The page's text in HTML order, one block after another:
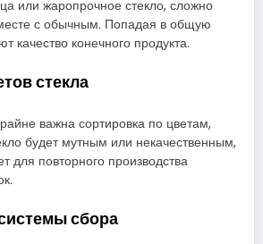
или жаропрочное стекло, сложно
с обычным. Попадая в общую
качество конечного продукта.
стекла
важна сортировка по цветам,
будет мутным или некачественным,
для повторного производства
сбора